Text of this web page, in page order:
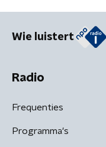
Wie luistert
Radio
Frequenties
Programma's